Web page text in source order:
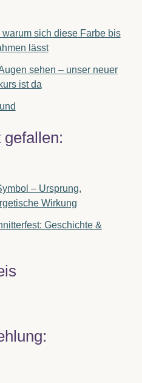
sich diese Farbe bis
lässt
sehen – unser neuer
ist da
gefallen:
– Ursprung,
Wirkung
Geschichte &